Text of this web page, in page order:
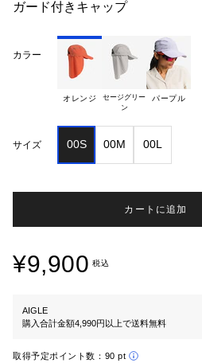
ガード付きキャップ
カラー
オレンジ
セージグリー
パープル
サイズ 00S 00M 00L
カートに追加
¥9,900 税込
AIGLE
購入合計金額4,990円以上で送料無料
取得予定ポイント数： 90 pt